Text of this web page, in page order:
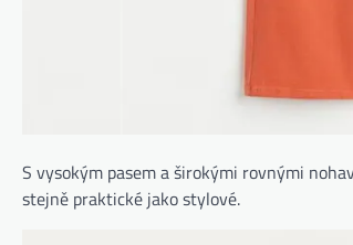
S vysokým pasem a širokými rovnými
stejně praktické jako stylové.